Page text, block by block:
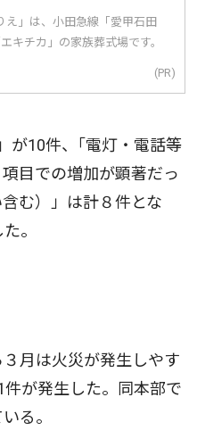
え」は、小田急線「愛甲石田
キチカ」の家族葬式場です。
(PR)
が10件、｢電灯・電話等
目での増加が顕著だっ
む）」は計８件とな
。
月は火災が発生しやす
が発生した。同本部で
る。